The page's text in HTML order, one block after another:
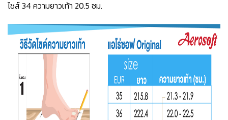
ไซส์ 34 ความยาวเท้า 20.5 ซม.